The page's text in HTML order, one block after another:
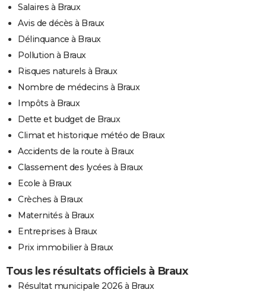
Salaires à Braux
Avis de décès à Braux
Délinquance à Braux
Pollution à Braux
Risques naturels à Braux
Nombre de médecins à Braux
Impôts à Braux
Dette et budget de Braux
Climat et historique météo de Braux
Accidents de la route à Braux
Classement des lycées à Braux
Ecole à Braux
Crèches à Braux
Maternités à Braux
Entreprises à Braux
Prix immobilier à Braux
Tous les résultats officiels à Braux
Résultat municipale 2026 à Braux